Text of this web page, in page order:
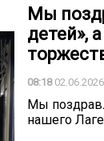
Мы
детей»,
08:1802.06.2026
Мы
нашего